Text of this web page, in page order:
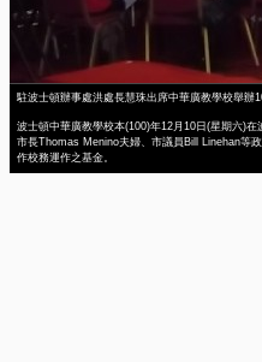
駐波士頓辦事處洪處長慧珠出席中華廣教學校舉辦
波士頓中華廣教學校本(100)年12月10日(星期六)
市長Thomas Menino夫婦、市議員Bill Linehan等
作校務運作之基金。